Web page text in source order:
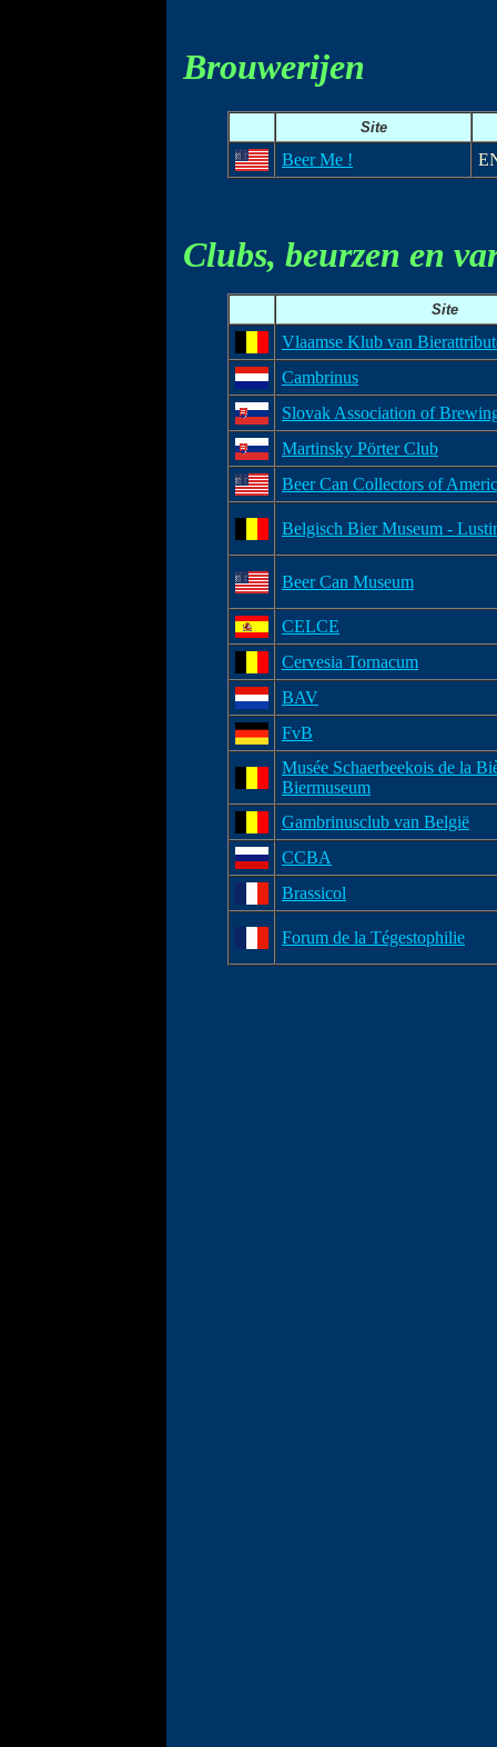
Brouwerijen
Site
Beer Me !
Clubs, beurzen en
Site
Vlaamse Klub van
Cambrinus
Slovak Association of
Martinsky Pörter Club
Beer Can Collectors of
Belgisch Bier Museum -
Beer Can Museum
CELCE
Cervesia Tornacum
BAV
FvB
Musée Schaerbeekois de la
Biermuseum
Gambrinusclub van België
CCBA
Brassicol
Forum de la Tégestophilie